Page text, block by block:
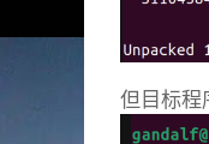
但目标程